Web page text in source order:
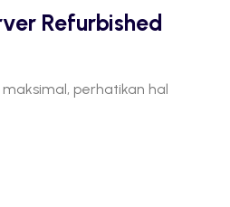
Refurbished
perhatikan hal